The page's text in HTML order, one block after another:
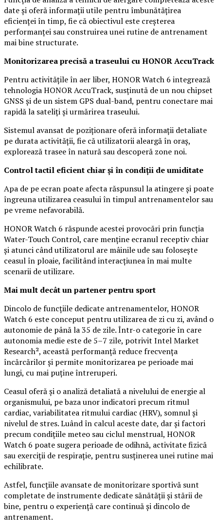
date și oferă informații utile pentru îmbunătățirea
eficienței în timp, fie că obiectivul este creșterea
performanței sau construirea unei rutine de antrenament
mai bine structurate.
Monitorizarea precisă a traseului cu HONOR AccuTrack
Pentru activitățile în aer liber, HONOR Watch 6 integrează
tehnologia HONOR AccuTrack, susținută de un nou chipset
GNSS și de un sistem GPS dual-band, pentru conectare mai
rapidă la sateliți și urmărirea traseului.
Sistemul avansat de poziționare oferă informații detaliate
pe durata activității, fie că utilizatorii aleargă în oraș,
explorează trasee în natură sau descoperă zone noi.
Control tactil eficient chiar și în condiții de umiditate
Apa de pe ecran poate afecta răspunsul la atingere și poate
îngreuna utilizarea ceasului în timpul antrenamentelor sau
pe vreme nefavorabilă.
HONOR Watch 6 răspunde acestei provocări prin funcția
Water-Touch Control, care menține ecranul receptiv chiar
și atunci când utilizatorul are mâinile ude sau folosește
ceasul în ploaie, facilitând interacțiunea în mai multe
scenarii de utilizare.
Mai mult decât un partener pentru sport
Dincolo de funcțiile dedicate antrenamentelor, HONOR
Watch 6 este conceput pentru utilizarea de zi cu zi, având o
autonomie de până la 35 de zile. Într-o categorie în care
autonomia medie este de 5–7 zile, potrivit Intel Market
Research², această performanță reduce frecvența
încărcărilor și permite monitorizarea pe perioade mai
lungi, cu mai puține întreruperi.
Ceasul oferă și o analiză detaliată a nivelului de energie al
organismului, pe baza unor indicatori precum ritmul
cardiac, variabilitatea ritmului cardiac (HRV), somnul și
nivelul de stres. Luând în calcul aceste date, dar și factori
precum condițiile meteo sau ciclul menstrual, HONOR
Watch 6 poate sugera perioade de odihnă, activitate fizică
sau exerciții de respirație, pentru susținerea unei rutine mai
echilibrate.
Astfel, funcțiile avansate de monitorizare sportivă sunt
completate de instrumente dedicate sănătății și stării de
bine, pentru o experiență care continuă și dincolo de
antrenament.